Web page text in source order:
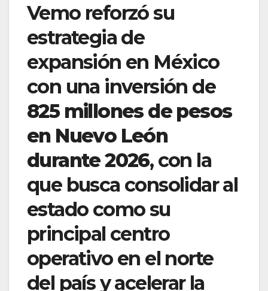
Vemo reforzó su
estrategia de
expansión en México
con una inversión de
825 millones de pesos
en Nuevo León
durante 2026, con la
que busca consolidar al
estado como su
principal centro
operativo en el norte
del país y acelerar la